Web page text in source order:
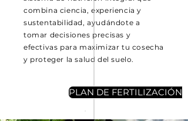
combina ciencia, experiencia y
sustentabilidad, ayudándote a
tomar decisiones precisas y
efectivas para maximizar tu cosecha
y proteger la salud del suelo.
PLAN DE FERTILIZACIÓN